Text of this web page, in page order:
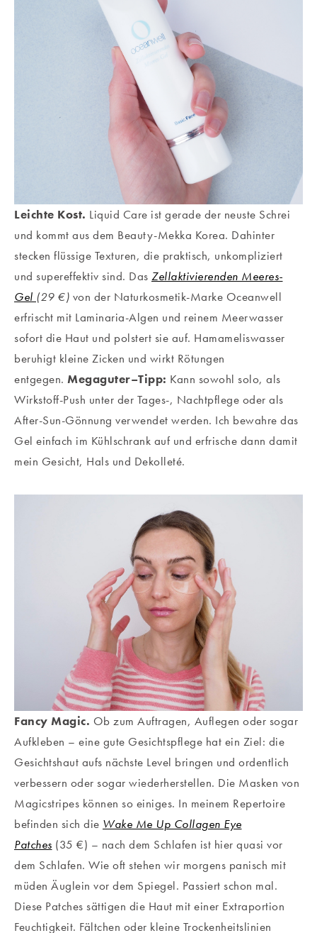
Leichte Kost. Liquid Care ist gerade der neuste Schrei
und kommt aus dem Beauty-Mekka Korea. Dahinter
stecken flüssige Texturen, die praktisch, unkompliziert
und supereffektiv sind. Das Zellaktivierenden Meeres-
Gel (29 €) von der Naturkosmetik-Marke Oceanwell
erfrischt mit Laminaria-Algen und reinem Meerwasser
sofort die Haut und polstert sie auf. Hamameliswasser
beruhigt kleine Zicken und wirkt Rötungen
entgegen. Megaguter–Tipp: Kann sowohl solo, als
Wirkstoff-Push unter der Tages-, Nachtpflege oder als
After-Sun-Gönnung verwendet werden. Ich bewahre das
Gel einfach im Kühlschrank auf und erfrische dann damit
mein Gesicht, Hals und Dekolleté.
Fancy Magic. Ob zum Auftragen, Auflegen oder sogar
Aufkleben – eine gute Gesichtspflege hat ein Ziel: die
Gesichtshaut aufs nächste Level bringen und ordentlich
verbessern oder sogar wiederherstellen. Die Masken von
Magicstripes können so einiges. In meinem Repertoire
befinden sich die Wake Me Up Collagen Eye
Patches (35 €) – nach dem Schlafen ist hier quasi vor
dem Schlafen. Wie oft stehen wir morgens panisch mit
müden Äuglein vor dem Spiegel. Passiert schon mal.
Diese Patches sättigen die Haut mit einer Extraportion
Feuchtigkeit. Fältchen oder kleine Trockenheitslinien